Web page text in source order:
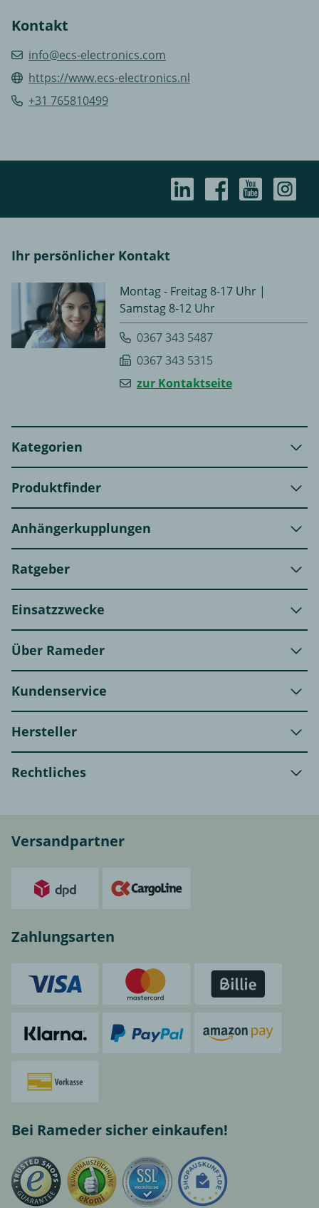
Kontakt
info@ecs-electronics.com
https://www.ecs-electronics.nl
+31 765810499
Ihr persönlicher Kontakt
Montag - Freitag 8-17 Uhr |
Samstag 8-12 Uhr
0367 343 5487
0367 343 5315
zur Kontaktseite
Kategorien
Produktfinder
Anhängerkupplungen
Ratgeber
Einsatzzwecke
Über Rameder
Kundenservice
Hersteller
Rechtliches
Versandpartner
Zahlungsarten
Bei Rameder sicher einkaufen!